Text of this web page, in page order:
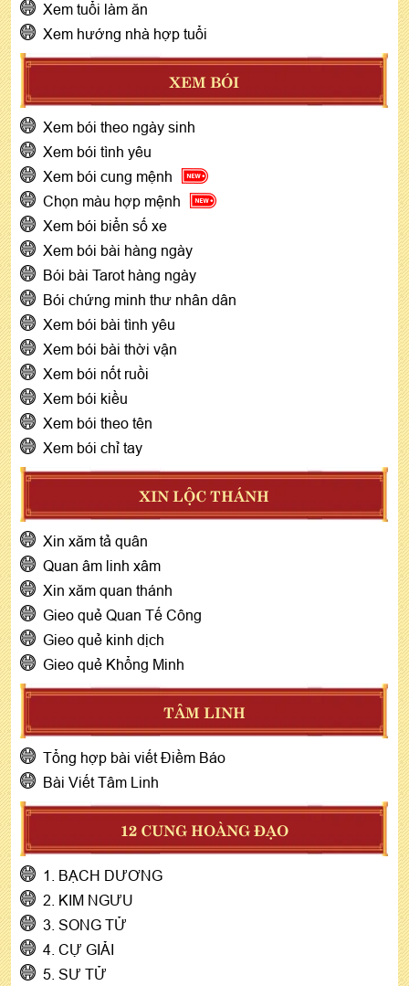
Xem tuổi làm ăn
Xem hướng nhà hợp tuổi
XEM BÓI
Xem bói theo ngày sinh
Xem bói tình yêu
Xem bói cung mệnh
Chọn màu hợp mệnh
Xem bói biển số xe
Xem bói bài hàng ngày
Bói bài Tarot hàng ngày
Bói chứng minh thư nhân dân
Xem bói bài tình yêu
Xem bói bài thời vận
Xem bói nốt ruồi
Xem bói kiều
Xem bói theo tên
Xem bói chỉ tay
XIN LỘC THÁNH
Xin xăm tả quân
Quan âm linh xâm
Xin xăm quan thánh
Gieo quẻ Quan Tế Công
Gieo quẻ kinh dịch
Gieo quẻ Khổng Minh
TÂM LINH
Tổng hợp bài viết Điềm Báo
Bài Viết Tâm Linh
12 CUNG HOÀNG ĐẠO
1. BẠCH DƯƠNG
2. KIM NGƯU
3. SONG TỬ
4. CỰ GIẢI
5. SƯ TỬ